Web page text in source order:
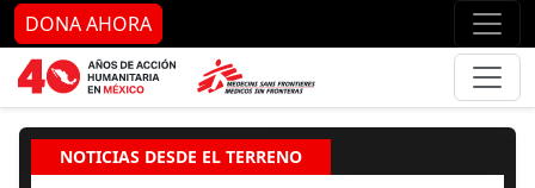
Ir al contenido principal Ir
DONA AHORA
NOTICIAS DESDE EL TERRENO